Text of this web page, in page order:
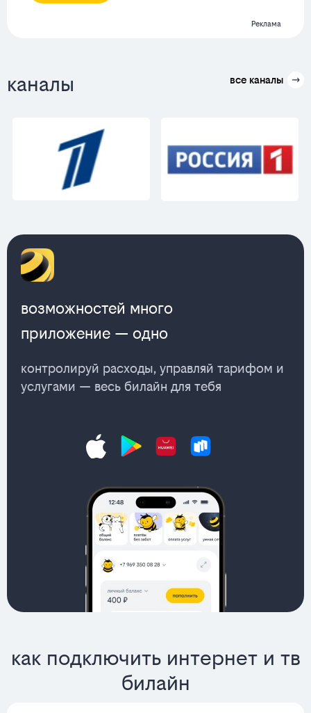
Реклама
каналы все каналы
возможностей много
приложение — одно
контролируй расходы, управляй тарифом и
услугами — весь билайн для тебя
как подключить интернет и тв
билайн